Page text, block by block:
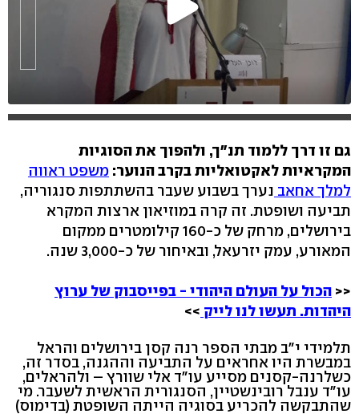
גם זו דרך ללמוד תנ"ך, ולהפוך את הסוגיות
המקראיות לאקטואליות בקרב הנוער: משפט ראווה
למלך אחאב נערך בשבוע שעבר בהשתתפות סנגוריה,
תביעה ושופטת. זה קרה במוזיאון ארצות המקרא
בירושלים, מרחק של כ-160 קילומטרים ממקום
המאורע, עמק יזרעאל, ובאיחור של כ-3,000 שנה.
<< הכול על העולם היהודי - בפייסבוק של ערוץ
היהדות. תעשו לנו לייק >>
תלמידי י"ב מבתי הספר רנה קסן בירושלים והראל
במבשרת היו אחראים על התביעה וההגנה, בסדר זה,
כשלרנה-קסנים מסייע עו"ד אלי שוורץ – ולהראלים,
עו"ד ענבל רובינשטיין, הסנגורית הראשית לשעבר. מי
שהתבקשה להכריע בסוגיה הייתה השופטת (בדימוס)